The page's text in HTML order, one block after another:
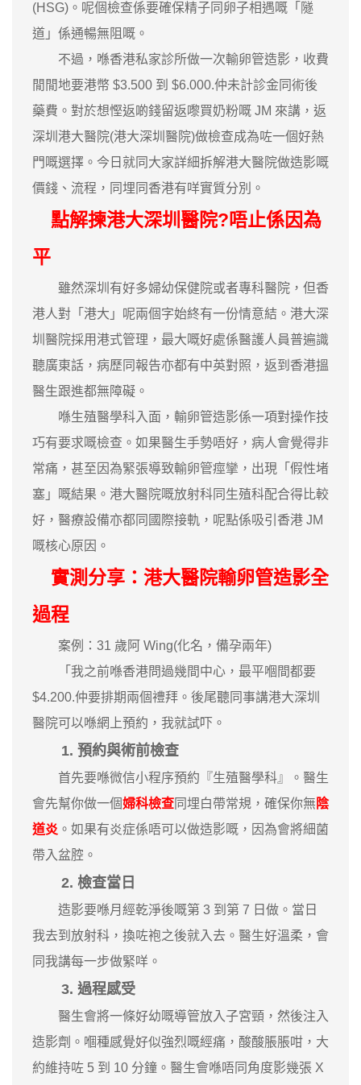
(HSG)。呢個檢查係要確保精子同卵子相遇嘅「隧
道」係通暢無阻嘅。
不過，喺香港私家診所做一次輸卵管造影，收費
閒閒地要港幣 $3.500 到 $6.000.仲未計診金同術後
藥費。對於想慳返啲錢留返嚟買奶粉嘅 JM 來講，返
深圳港大醫院(港大深圳醫院)做檢查成為咗一個好熱
門嘅選擇。今日就同大家詳細拆解港大醫院做造影嘅
價錢、流程，同埋同香港有咩實質分別。
點解揀港大深圳醫院?唔止係因為
平
雖然深圳有好多婦幼保健院或者專科醫院，但香
港人對「港大」呢兩個字始終有一份情意結。港大深
圳醫院採用港式管理，最大嘅好處係醫護人員普遍識
聽廣東話，病歷同報告亦都有中英對照，返到香港搵
醫生跟進都無障礙。
喺生殖醫學科入面，輸卵管造影係一項對操作技
巧有要求嘅檢查。如果醫生手勢唔好，病人會覺得非
常痛，甚至因為緊張導致輸卵管痙攣，出現「假性堵
塞」嘅結果。港大醫院嘅放射科同生殖科配合得比較
好，醫療設備亦都同國際接軌，呢點係吸引香港 JM
嘅核心原因。
實測分享：港大醫院輸卵管造影全
過程
案例：31 歲阿 Wing(化名，備孕兩年)
「我之前喺香港問過幾間中心，最平嗰間都要
$4.200.仲要排期兩個禮拜。後尾聽同事講港大深圳
醫院可以喺網上預約，我就試吓。
1. 預約與術前檢查
首先要喺微信小程序預約『生殖醫學科』。醫生
會先幫你做一個婦科檢查 同埋白帶常規，確保你無 陰
道炎 。如果有炎症係唔可以做造影嘅，因為會將細菌
帶入盆腔。
2. 檢查當日
造影要喺月經乾淨後嘅第 3 到第 7 日做。當日
我去到放射科，換咗袍之後就入去。醫生好溫柔，會
同我講每一步做緊咩。
3. 過程感受
醫生會將一條好幼嘅導管放入子宮頸，然後注入
造影劑。嗰種感覺好似強烈嘅經痛，酸酸脹脹咁，大
約維持咗 5 到 10 分鐘。醫生會喺唔同角度影幾張 X